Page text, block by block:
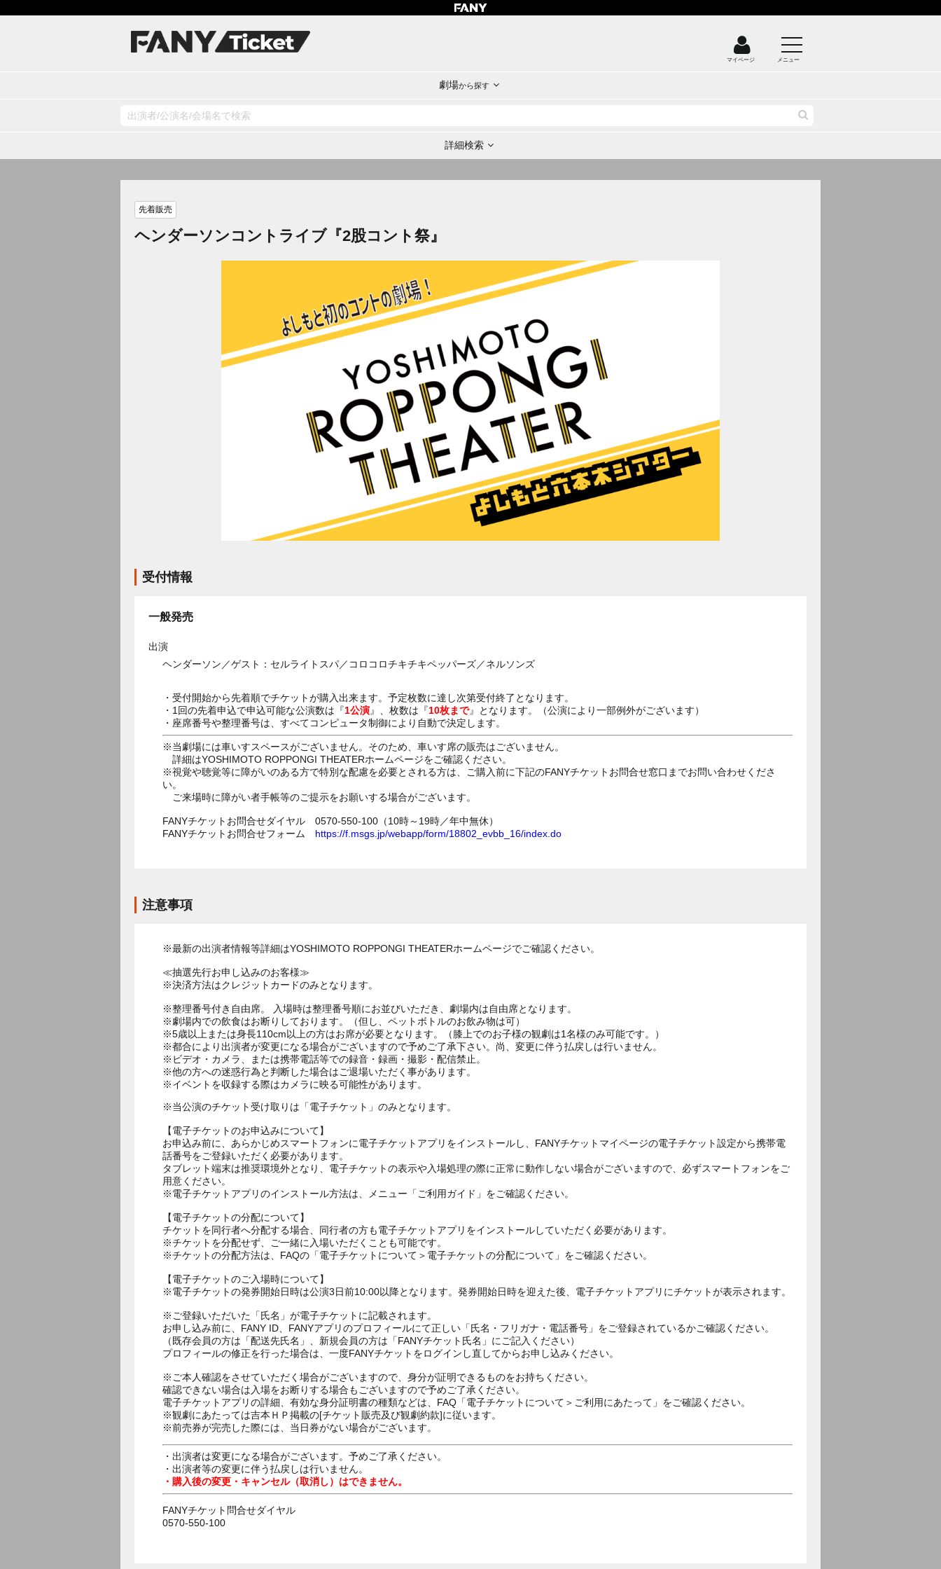
マイページ メニュー
劇場から探す
詳細検索
先着販売
ヘンダーソンコントライブ『2股コント祭』
受付情報
一般発売
出演
ヘンダーソン／ゲスト：セルライトスパ／コロコロチキチキペッパーズ／ネルソンズ
・受付開始から先着順でチケットが購入出来ます。予定枚数に達し次第受付終了となります。
・1回の先着申込で申込可能な公演数は『1公演』、枚数は『10枚まで』となります。（公演により一部例外がございます）
・座席番号や整理番号は、すべてコンピュータ制御により自動で決定します。
※当劇場には車いすスペースがございません。そのため、車いす席の販売はございません。
詳細はYOSHIMOTO ROPPONGI THEATERホームページをご確認ください。
※視覚や聴覚等に障がいのある方で特別な配慮を必要とされる方は、ご購入前に下記のFANYチケットお問合せ窓口までお問い合わせくださ
い。
ご来場時に障がい者手帳等のご提示をお願いする場合がございます。
FANYチケットお問合せダイヤル 0570-550-100（10時～19時／年中無休）
FANYチケットお問合せフォーム https://f.msgs.jp/webapp/form/18802_evbb_16/index.do
注意事項
※最新の出演者情報等詳細はYOSHIMOTO ROPPONGI THEATERホームページでご確認ください。
≪抽選先行お申し込みのお客様≫
※決済方法はクレジットカードのみとなります。
※整理番号付き自由席。 入場時は整理番号順にお並びいただき、劇場内は自由席となります。
※劇場内での飲食はお断りしております。（但し、ペットボトルのお飲み物は可）
※5歳以上または身長110cm以上の方はお席が必要となります。（膝上でのお子様の観劇は1名様のみ可能です。）
※都合により出演者が変更になる場合がございますので予めご了承下さい。尚、変更に伴う払戻しは行いません。
※ビデオ・カメラ、または携帯電話等での録音・録画・撮影・配信禁止。
※他の方への迷惑行為と判断した場合はご退場いただく事があります。
※イベントを収録する際はカメラに映る可能性があります。
※当公演のチケット受け取りは「電子チケット」のみとなります。
【電子チケットのお申込みについて】
お申込み前に、あらかじめスマートフォンに電子チケットアプリをインストールし、FANYチケットマイページの電子チケット設定から携帯電
話番号をご登録いただく必要があります。
タブレット端末は推奨環境外となり、電子チケットの表示や入場処理の際に正常に動作しない場合がございますので、必ずスマートフォンをご
用意ください。
※電子チケットアプリのインストール方法は、メニュー「ご利用ガイド」をご確認ください。
【電子チケットの分配について】
チケットを同行者へ分配する場合、同行者の方も電子チケットアプリをインストールしていただく必要があります。
※チケットを分配せず、ご一緒に入場いただくことも可能です。
※チケットの分配方法は、FAQの「電子チケットについて＞電子チケットの分配について」をご確認ください。
【電子チケットのご入場時について】
※電子チケットの発券開始日時は公演3日前10:00以降となります。発券開始日時を迎えた後、電子チケットアプリにチケットが表示されます。
※ご登録いただいた「氏名」が電子チケットに記載されます。
お申し込み前に、FANY ID、FANYアプリのプロフィールにて正しい「氏名・フリガナ・電話番号」をご登録されているかご確認ください。
（既存会員の方は「配送先氏名」、新規会員の方は「FANYチケット氏名」にご記入ください）
プロフィールの修正を行った場合は、一度FANYチケットをログインし直してからお申し込みください。
※ご本人確認をさせていただく場合がございますので、身分が証明できるものをお持ちください。
確認できない場合は入場をお断りする場合もございますので予めご了承ください。
電子チケットアプリの詳細、有効な身分証明書の種類などは、FAQ「電子チケットについて＞ご利用にあたって」をご確認ください。
※観劇にあたっては吉本ＨＰ掲載の[チケット販売及び観劇約款]に従います。
※前売券が完売した際には、当日券がない場合がございます。
・出演者は変更になる場合がございます。予めご了承ください。
・出演者等の変更に伴う払戻しは行いません。
・購入後の変更・キャンセル（取消し）はできません。
FANYチケット問合せダイヤル
0570-550-100